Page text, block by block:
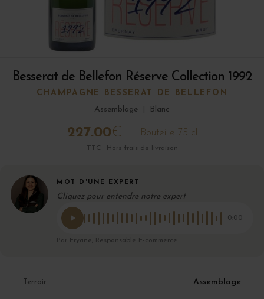
Besserat de Bellefon Réserve Collection 1992
CHAMPAGNE BESSERAT DE BELLEFON
Assemblage
Blanc
227.00€ Bouteille 75 cl
TTC · Hors frais de livraison
MOT D'UNE EXPERT
Cliquez pour entendre notre expert
0:00
Par Eryane, Responsable E-commerce
Terroir Assemblage